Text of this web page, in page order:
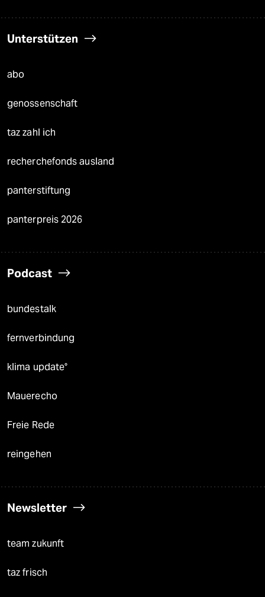
Unterstützen
abo
genossenschaft
taz zahl ich
recherchefonds ausland
panterstiftung
panterpreis 2026
Podcast
bundestalk
fernverbindung
klima update°
Mauerecho
Freie Rede
reingehen
Newsletter
team zukunft
taz frisch